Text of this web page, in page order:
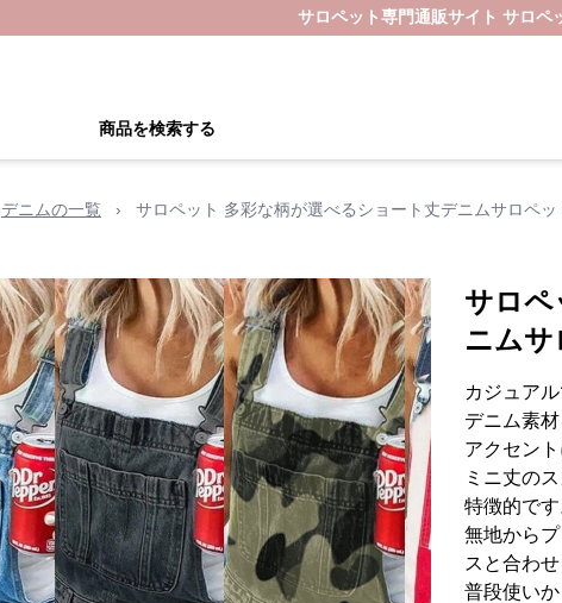
サロペット専門通販サイト サロペ
商品を検索する
デニムの一覧 › サロペット 多彩な柄が選べるショート丈デニムサロペッ
サロペ
ニムサ
カジュア
デニム素
アクセント
ミニ丈の
特徴的です
無地から
スと合わ
普段使い